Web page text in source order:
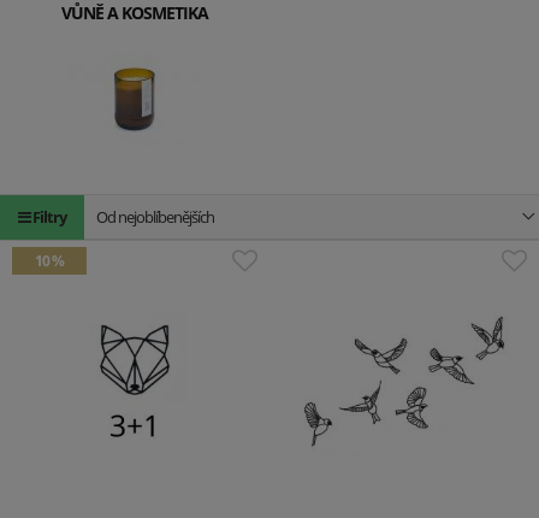
VŮNĚ A KOSMETIKA
Filtry Od nejoblíbenějších
10 %